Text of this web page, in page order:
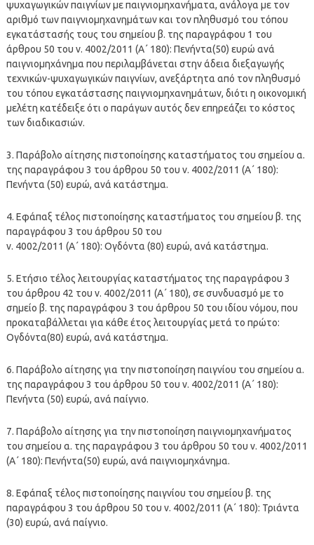
ψυχαγωγικών παιγνίων με παιγνιομηχανήματα, ανάλογα με τον
αριθμό των παιγνιομηχανημάτων και τον πληθυσμό του τόπου
εγκατάστασής τους του σημείου β. της παραγράφου 1 του
άρθρου 50 του ν. 4002/2011 (Α΄ 180): Πενήντα(50) ευρώ ανά
παιγνιομηχάνημα που περιλαμβάνεται στην άδεια διεξαγωγής
τεχνικών-ψυχαγωγικών παιγνίων, ανεξάρτητα από τον πληθυσμό
του τόπου εγκατάστασης παιγνιομηχανημάτων, διότι η οικονομική
μελέτη κατέδειξε ότι ο παράγων αυτός δεν επηρεάζει το κόστος
των διαδικασιών.
3. Παράβολο αίτησης πιστοποίησης καταστήματος του σημείου α.
της παραγράφου 3 του άρθρου 50 του ν. 4002/2011 (Α΄ 180):
Πενήντα (50) ευρώ, ανά κατάστημα.
4. Εφάπαξ τέλος πιστοποίησης καταστήματος του σημείου β. της
παραγράφου 3 του άρθρου 50 του
ν. 4002/2011 (Α΄ 180): Ογδόντα (80) ευρώ, ανά κατάστημα.
5. Ετήσιο τέλος λειτουργίας καταστήματος της παραγράφου 3
του άρθρου 42 του ν. 4002/2011 (Α΄ 180), σε συνδυασμό με το
σημείο β. της παραγράφου 3 του άρθρου 50 του ιδίου νόμου, που
προκαταβάλλεται για κάθε έτος λειτουργίας μετά το πρώτο:
Ογδόντα(80) ευρώ, ανά κατάστημα.
6. Παράβολο αίτησης για την πιστοποίηση παιγνίου του σημείου α.
της παραγράφου 3 του άρθρου 50 του ν. 4002/2011 (Α΄ 180):
Πενήντα (50) ευρώ, ανά παίγνιο.
7. Παράβολο αίτησης για την πιστοποίηση παιγνιομηχανήματος
του σημείου α. της παραγράφου 3 του άρθρου 50 του ν. 4002/2011
(Α΄ 180): Πενήντα(50) ευρώ, ανά παιγνιομηχάνημα.
8. Εφάπαξ τέλος πιστοποίησης παιγνίου του σημείου β. της
παραγράφου 3 του άρθρου 50 του ν. 4002/2011 (Α΄ 180): Τριάντα
(30) ευρώ, ανά παίγνιο.